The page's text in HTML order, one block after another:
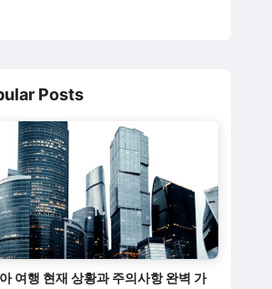
Posts
여행 현재 상황과 주의사항 완벽 가